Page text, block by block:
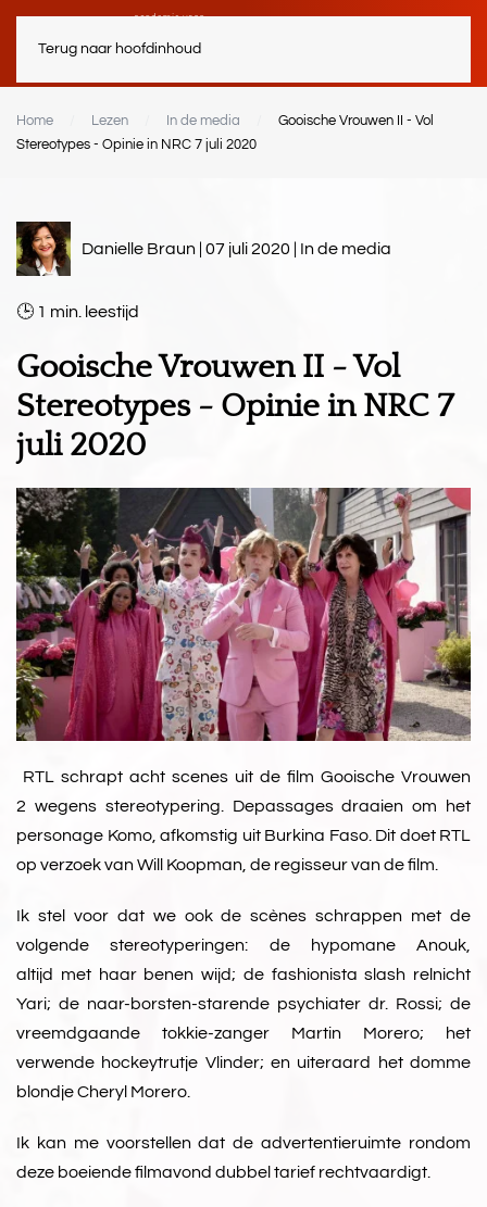
Terug naar hoofdinhoud
Home Lezen In de media
Gooische Vrouwen II - Vol
Stereotypes - Opinie in NRC 7 juli 2020
Danielle Braun | 07 juli 2020 | In de media
1 min.
Gooische Vrouwen II - Vol
Stereotypes - Opinie in NRC 7
juli 2020
RTL schrapt acht scenes uit de film Gooische Vrouwen
2 wegens stereotypering. Depassages draaien om het
personage Komo, afkomstig uit Burkina Faso. Dit doet RTL
op verzoek van Will Koopman, de regisseur van de film.
Ik stel voor dat we ook de scènes schrappen met de
volgende stereotyperingen: de hypomane Anouk,
altijd met haar benen wijd; de fashionista slash relnicht
Yari; de naar-borsten-starende psychiater dr. Rossi; de
vreemdgaande tokkie-zanger Martin Morero; het
verwende hockeytrutje Vlinder; en uiteraard het domme
blondje Cheryl Morero.
Ik kan me voorstellen dat de advertentieruimte rondom
deze boeiende filmavond dubbel tarief rechtvaardigt.